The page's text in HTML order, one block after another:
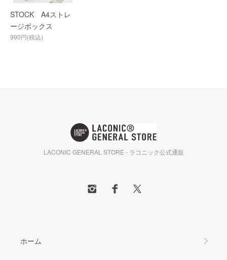
STOCK A4ストレ
ージボックス
990円(税込)
LACONIC GENERAL STORE - ラコニック公式通販
ホーム